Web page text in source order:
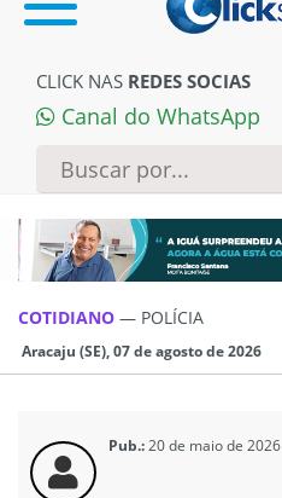
CLICK NAS REDES SOCIAS
Canal do WhatsApp
COTIDIANO — POLÍCIA
Aracaju (SE), 07 de agosto de 2026
Pub.:20 de maio de 2026